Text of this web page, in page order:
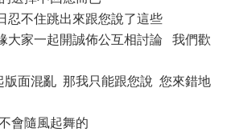
不住跳出來跟您說了這些
大家一起開誠佈公互相討論 我們歡
版面混亂 那我只能跟您說 您來錯地
會隨風起舞的